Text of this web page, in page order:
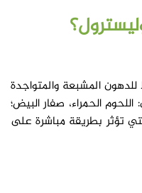
للدهون المشبعة والمتواجدة
الحمراء، صفار البيض؛
تؤثر بطريقة مباشرة على